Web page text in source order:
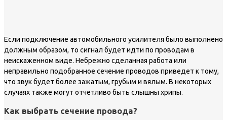
Если подключение автомобильного усилителя было выполнено
должным образом, то сигнал будет идти по проводам в
неискаженном виде. Небрежно сделанная работа или
неправильно подобранное сечение проводов приведет к тому,
что звук будет более зажатым, грубым и вялым. В некоторых
случаях также могут отчетливо быть слышны хрипы.
Как выбрать сечение провода?